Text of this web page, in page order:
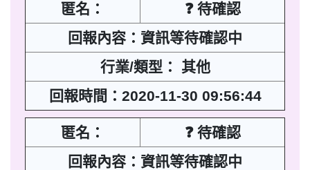
匿名：
❓ 待確認
回報內容：資訊等待確認中
行業/類型： 其他
回報時間：2020-11-30 09:56:44
匿名：
❓ 待確認
回報內容：資訊等待確認中